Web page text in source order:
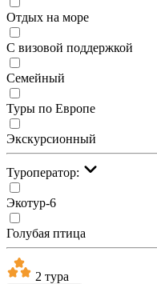
Отдых на море
С визовой поддержкой
Семейный
Туры по Европе
Экскурсионный
Туроператор:
Экотур-6
Голубая птица
2 тура